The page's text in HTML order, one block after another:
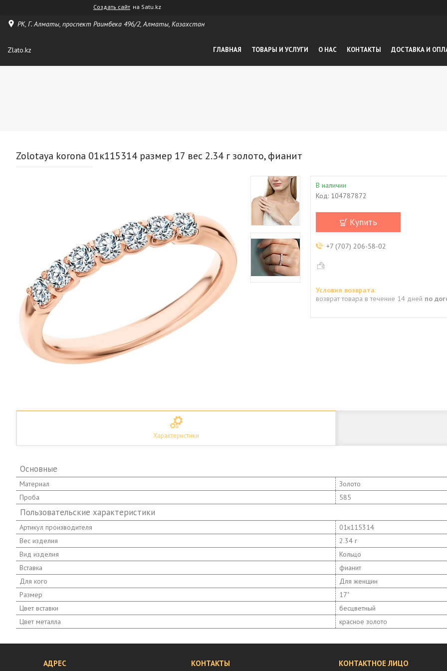
Создать сайт на Satu.kz
РК, Г. Алматы, проспект Раимбека 496/2, Алматы, Казахстан
Zlato.kz ГЛАВНАЯ ТОВАРЫ И УСЛУГИ О НАС КОНТАКТЫ ДОСТАВКА И
Zolotaya korona 01к115314 размер 17 вес 2.34 г золото, фианит
В наличии
Код: 104787872
Купить
+7 (707) 206-58-02
возврат товара в течение 14 дней по
Характеристики
Основные
Материал
Золото
Проба
585
Пользовательские характеристики
Артикул производителя
01к115314
Вес изделия
2.34 г
Вид изделия
Кольцо
Вставка
фианит
Для кого
Для женщин
Размер
17"
Цвет вставки
бесцветный
Цвет металла
красное золото